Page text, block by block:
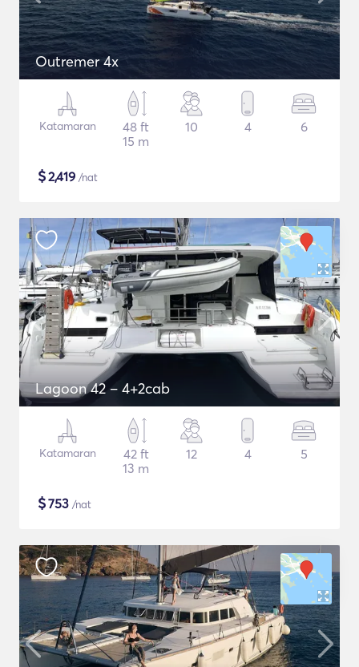
Outremer 4x
Katamaran
48 ft
15 m
10 4 6
$2,419 /nat
Lagoon 42 – 4+2cab
Katamaran
42 ft
13 m
12 4 5
$753 /nat